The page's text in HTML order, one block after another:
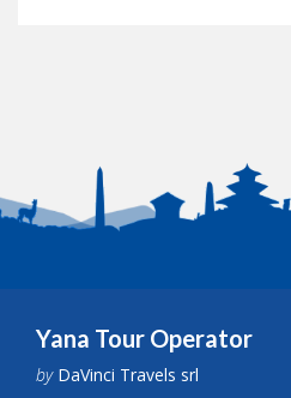
Yana Tour Operator
byDaVinci Travels srl